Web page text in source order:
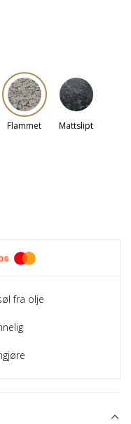
Flammet Mattslipt
fra olje